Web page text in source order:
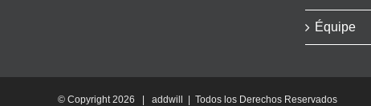
Équipe
© Copyright2026 | addwill | Todos los Derechos Reservados